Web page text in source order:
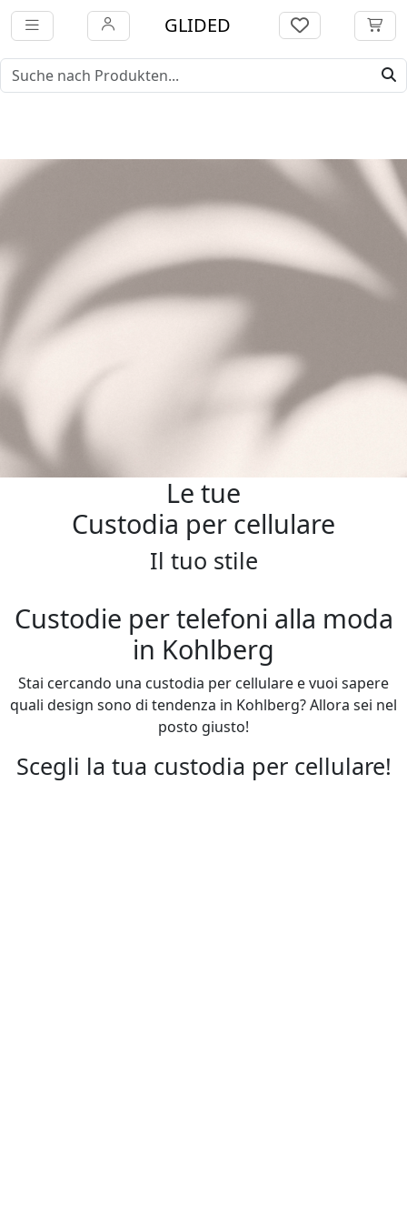
GLIDED
Le tue
Custodia per cellulare
Il tuo stile
Custodie per telefoni alla moda
in Kohlberg
Stai cercando una custodia per cellulare e vuoi sapere
quali design sono di tendenza in Kohlberg? Allora sei nel
posto giusto!
Scegli la tua custodia per cellulare!